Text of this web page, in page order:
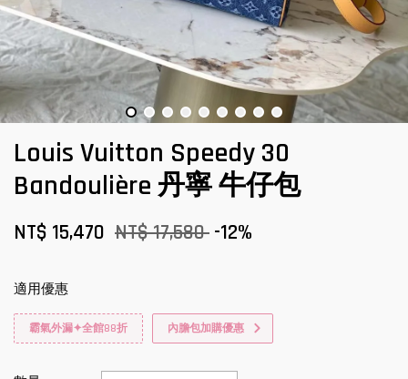
Louis Vuitton Speedy 30
Bandoulière 丹寧 牛仔包
NT$ 15,470 NT$ 17,580 -12%
適用優惠
霸氣外漏✦全館88折 內膽包加購優惠